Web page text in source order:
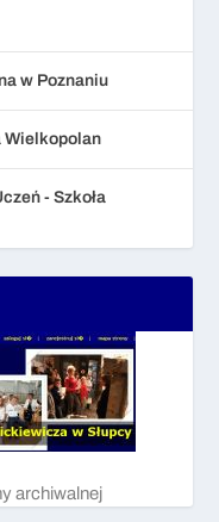
w Poznaniu
Wielkopolan
- Szkoła
archiwalnej